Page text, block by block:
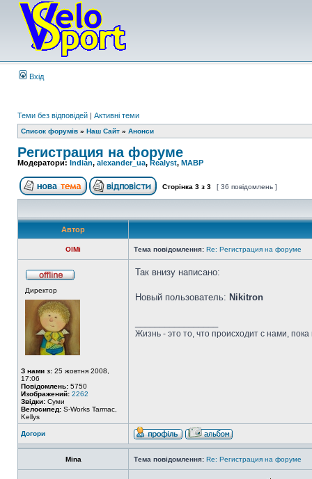
Вхід
Теми без відповідей | Активні теми
Список форумів » Наш Сайт » Анонси
Регистрация на форуме
Модератори: Indian, alexander_ua, Realyst, MABP
Сторінка 3 з 3 [ 36 повідомлень ]
Автор
OlMi Тема повідомлення: Re: Регистрация на форуме
Директор
З нами з: 25 жовтня 2008,
17:06
Повідомлень: 5750
Изображений: 2262
Звідки: Суми
Велосипед: S-Works Tarmac,
Kellys
Так внизу написано:
Новый пользователь: Nikitron
Жизнь - это то, что происходит с нами,
Догори
Mina Тема повідомлення: Re: Регистрация на форуме